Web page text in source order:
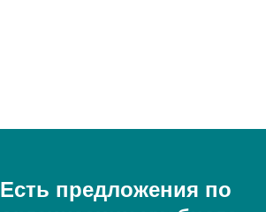
Есть предложения по